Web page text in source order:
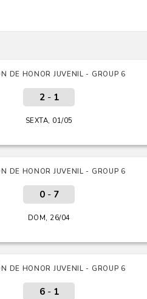
DE HONOR JUVENIL - GROUP 6
2- 1
SEXTA, 01/05
DE HONOR JUVENIL - GROUP 6
0- 7
DOM, 26/04
DE HONOR JUVENIL - GROUP 6
6- 1